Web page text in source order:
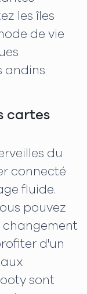
les îles
de vie
andins
cartes
du
connecté
fluide.
pouvez
changement
d'un
sont